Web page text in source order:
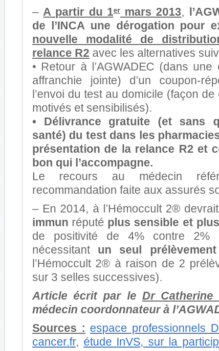
– A partir du 1ermars 2013,
de l’INCA une dérogation pour
nouvelle modalité de
relance R2 avec les alternatives
• Retour à l’AGWADEC (dans
affranchie jointe) d’un coupon-
l’envoi du test au domicile (façon
motivés et sensibilisés).
• Délivrance gratuite (et sans
santé) du test dans les
présentation de la relance R2 et
bon qui l’accompagne.
Le recours au médecin
recommandation faite aux assurés
– En 2014, à l’Hémoccult 2®
immun réputé plus sensible et
de positivité de 4% contre 2%
nécessitant un seul
l’Hémoccult 2® à raison de 2
sur 3 selles successives).
Article écrit par le Dr Catherine
médecin coordonnateur à
Sources : espace professionnels
cancer.fr, étude InVS, sur la